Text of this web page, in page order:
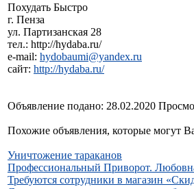
Похудать Быстро
г. Пенза
ул. Партизанская 28
тел.: http://hydaba.ru/
e-mail: hydobaumi@yandex.ru
сайт: http://hydaba.ru/
Объявление подано: 28.02.2020
Похожие объявления, которые могут
Уничтожение тараканов
Профессиональный Приворот.
Требуются сотрудники в магазин